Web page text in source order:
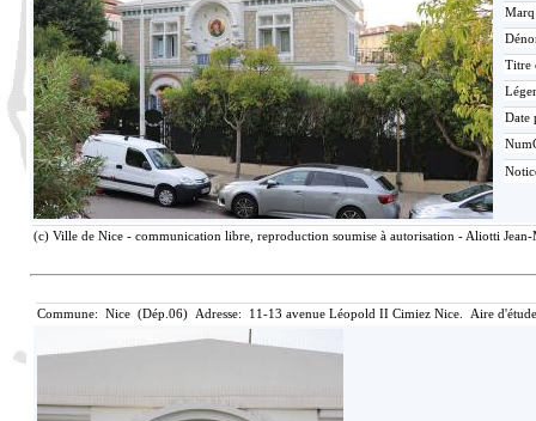
Marq
Titre
Date
(c) Ville de Nice - communication libre, reproduction soumise à autorisation - Aliotti Jean-
Commune: Nice (Dép.06) Adresse: 11-13 avenue Léopold II Cimiez Nice. Aire